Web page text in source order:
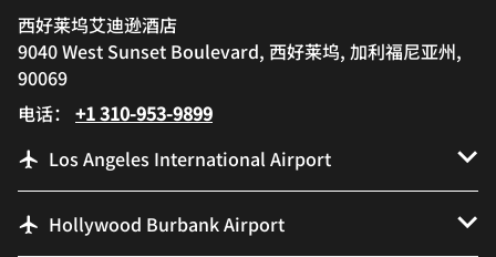
西好莱坞艾迪逊酒店
9040 West Sunset Boulevard, 西好莱坞, 加利福尼亚州,
90069
电话： +1 310-953-9899
Los Angeles International Airport
Hollywood Burbank Airport